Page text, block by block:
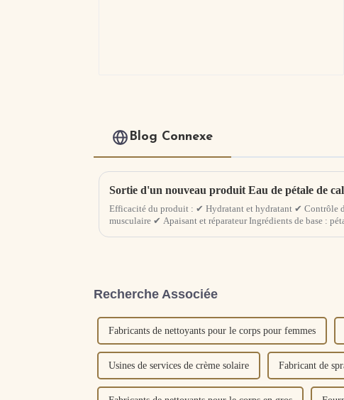
Blog Connexe
Efficacité du produit : ✔ Hydratant et hydratant ✔ Contrôle
musculaire ✔ Apaisant et réparateur Ingrédients de base :
Recherche Associée
Fabricants de nettoyants pour le corps pour femmes
Usines de services de crème solaire Fabricant de